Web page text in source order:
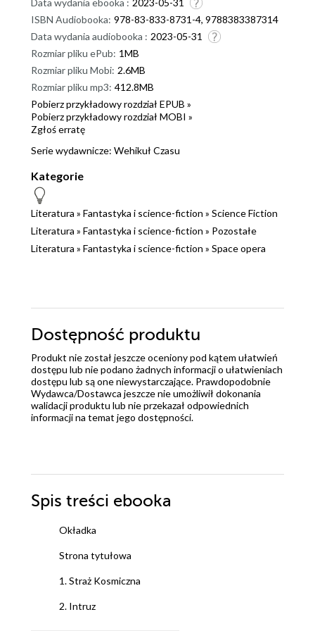
Data wydania ebooka : 2023-05-31
ISBN Audiobooka: 978-83-833-8731-4, 9788383387314
Data wydania audiobooka : 2023-05-31
Rozmiar pliku ePub: 1MB
Rozmiar pliku Mobi: 2.6MB
Rozmiar pliku mp3: 412.8MB
Pobierz przykładowy rozdział EPUB »
Pobierz przykładowy rozdział MOBI »
Zgłoś erratę
Serie wydawnicze: Wehikuł Czasu
Kategorie
Literatura » Fantastyka i science-fiction » Science Fiction
Literatura » Fantastyka i science-fiction » Pozostałe
Literatura » Fantastyka i science-fiction » Space opera
Dostępność produktu
Produkt nie został jeszcze oceniony pod kątem ułatwień
dostępu lub nie podano żadnych informacji o ułatwieniach
dostępu lub są one niewystarczające. Prawdopodobnie
Wydawca/Dostawca jeszcze nie umożliwił dokonania
walidacji produktu lub nie przekazał odpowiednich
informacji na temat jego dostępności.
Spis treści ebooka
Okładka
Strona tytułowa
1. Straż Kosmiczna
2. Intruz